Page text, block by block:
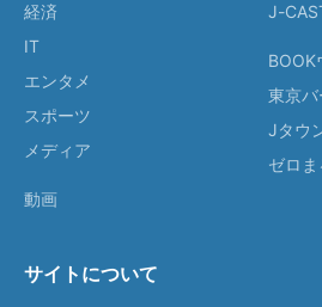
経済
IT
エンタメ
スポーツ
メディア
動画
J-
BOOK
東京
Jタウ
ゼロま
サイトについて